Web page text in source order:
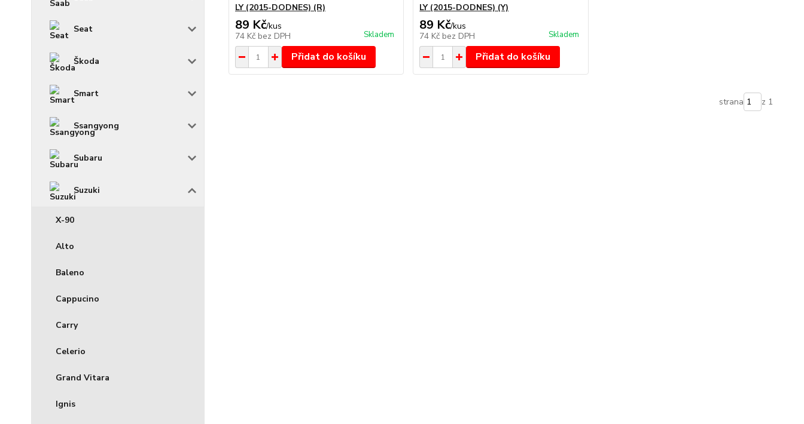
Seat
Škoda
Smart
Ssangyong
Subaru
Suzuki
X-90
Alto
Baleno
Cappucino
Carry
Celerio
Grand Vitara
Ignis
LY (2015-DODNES) (R)
89 Kč/kus
74 Kč bez DPH Skladem
Přidat do košíku
LY (2015-DODNES) (Y)
89 Kč/kus
74 Kč bez DPH Skladem
Přidat do košíku
strana z 1